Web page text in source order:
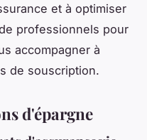
et à optimiser
professionnels pour
accompagner à
de souscription.
d'épargne